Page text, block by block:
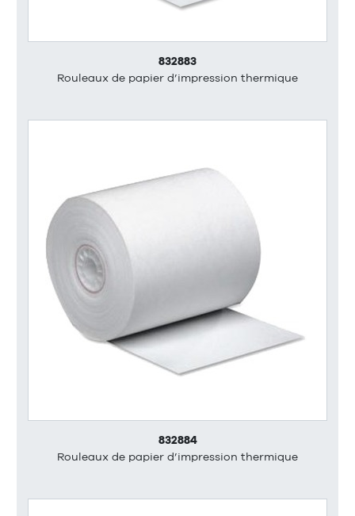
832883
Rouleaux de papier d’impression thermique
832884
Rouleaux de papier d’impression thermique